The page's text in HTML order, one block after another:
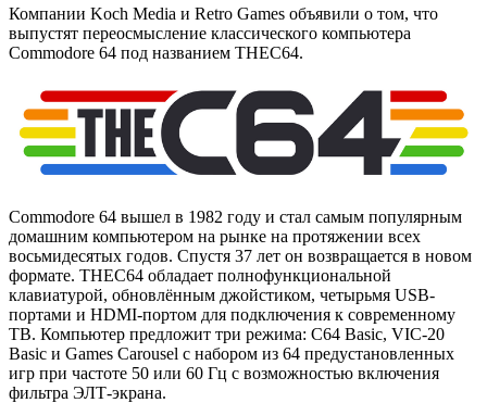
Компании Koch Media и Retro Games объявили о том, что
выпустят переосмысление классического компьютера
Commodore 64 под названием THEC64.
Commodore 64 вышел в 1982 году и стал самым популярным
домашним компьютером на рынке на протяжении всех
восьмидесятых годов. Спустя 37 лет он возвращается в новом
формате. THEC64 обладает полнофункциональной
клавиатурой, обновлённым джойстиком, четырьмя USB-
портами и HDMI-портом для подключения к современному
ТВ. Компьютер предложит три режима: C64 Basic, VIC-20
Basic и Games Carousel с набором из 64 предустановленных
игр при частоте 50 или 60 Гц с возможностью включения
фильтра ЭЛТ-экрана.